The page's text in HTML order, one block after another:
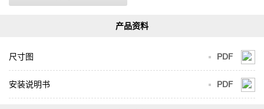
PDF
尺寸图
PDF
安装说明书